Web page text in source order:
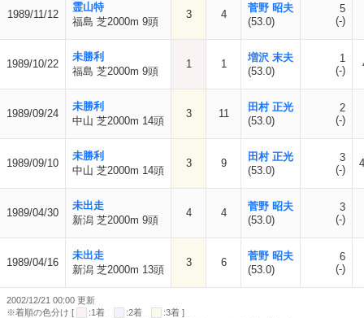
1989/11/12
霊山特
福島 芝2000m 9頭
3 4
菅野 昭夫
(53.0)
5
(-)
1989/10/22
未勝利
福島 芝2000m 9頭
1 1
増沢 末夫
(53.0)
1
(-)
1989/09/24
未勝利
中山 芝2000m 14頭
3 11
田村 正光
(53.0)
2
(-)
1989/09/10
未勝利
中山 芝2000m 14頭
3 9
田村 正光
(53.0)
3
(-)
1989/04/30
未出走
新潟 芝2000m 9頭
4 4
菅野 昭夫
(53.0)
3
(-)
1989/04/16
未出走
新潟 芝2000m 13頭
3 6
菅野 昭夫
(53.0)
6
(-)
2002/12/21 00:00 更新
※着順の色分け [
:1着 :2着
:3着 ]